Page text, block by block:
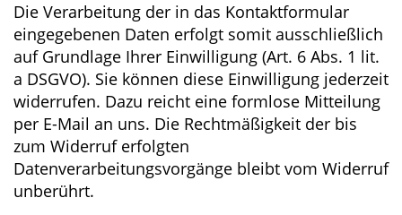
Die Verarbeitung der in das Kontaktformular
eingegebenen Daten erfolgt somit ausschließlich
auf Grundlage Ihrer Einwilligung (Art. 6 Abs. 1 lit.
a DSGVO). Sie können diese Einwilligung jederzeit
widerrufen. Dazu reicht eine formlose Mitteilung
per E-Mail an uns. Die Rechtmäßigkeit der bis
zum Widerruf erfolgten
Datenverarbeitungsvorgänge bleibt vom Widerruf
unberührt.